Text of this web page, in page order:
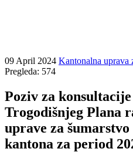
09 April 2024 Kantonalna uprava
Pregleda: 574
Poziv za
Trogodišnjeg Plana
uprave za
kantona za period